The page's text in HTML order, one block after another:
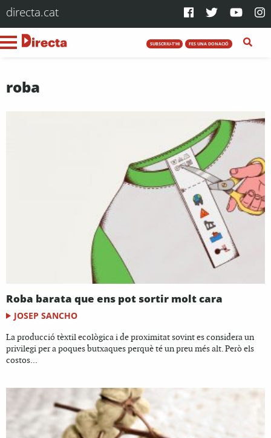
directa.cat
SUBSCRIU-T'HI FES UNA DONACIÓ
roba
Roba barata que ens pot sortir molt cara
JOSEP SANCHO
La producció tèxtil ecològica i de proximitat sovint es considera un
privilegi per a poques butxaques perquè té un preu més alt. Però els
costos...